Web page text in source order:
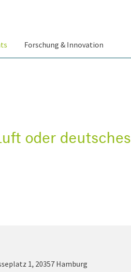
Forschung & Innovation
oder deutsches
1, 20357 Hamburg